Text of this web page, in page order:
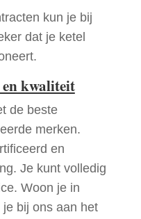
kun je bij
dat je ketel
kwaliteit
de beste
merken.
en
Je kunt volledig
Woon je in
bij ons aan het